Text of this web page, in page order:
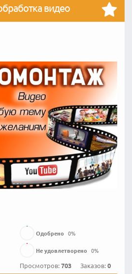
видео
Одобрено 0%
Не удовлетворено 0%
Просмотров:703 Заказов:0